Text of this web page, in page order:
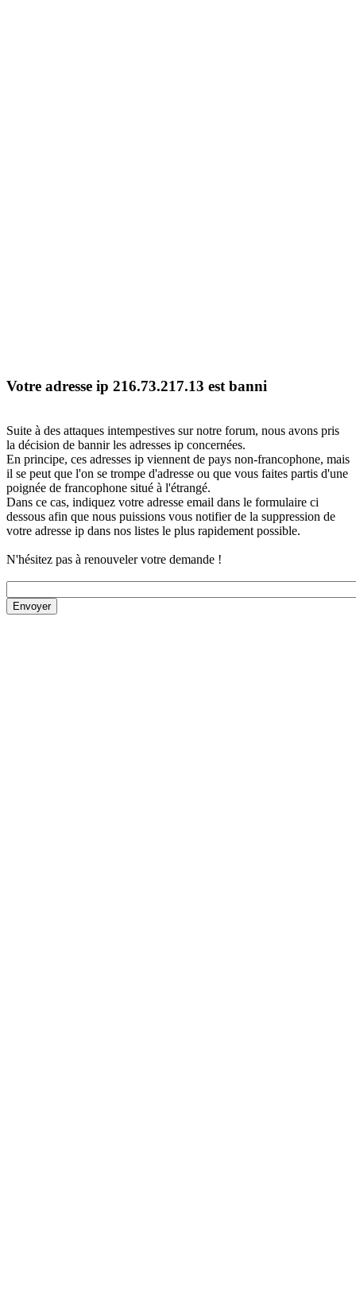
Votre adresse ip 216.73.217.13 est banni
Suite à des attaques intempestives sur notre forum, nous avons pris
la décision de bannir les adresses ip concernées.
En principe, ces adresses ip viennent de pays non-francophone, mais
il se peut que l'on se trompe d'adresse ou que vous faites partis d'une
poignée de francophone situé à l'étrangé.
Dans ce cas, indiquez votre adresse email dans le formulaire ci
dessous afin que nous puissions vous notifier de la suppression de
votre adresse ip dans nos listes le plus rapidement possible.
N'hésitez pas à renouveler votre demande !